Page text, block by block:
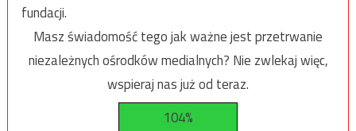
fundacji.
Masz świadomość tego jak ważne jest przetrwanie
niezależnych ośrodków medialnych? Nie zwlekaj więc,
wspieraj nas już od teraz.
104%